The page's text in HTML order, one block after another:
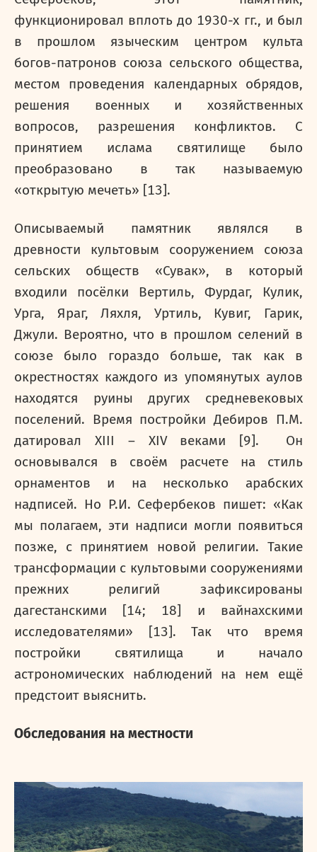
функционировал вплоть до 1930-х гг., и был
в прошлом языческим центром культа
богов-патронов союза сельского общества,
местом проведения календарных обрядов,
решения военных и хозяйственных
вопросов, разрешения конфликтов. С
принятием ислама святилище было
преобразовано в так называемую
«открытую мечеть» [13].
Описываемый памятник являлся в
древности культовым сооружением союза
сельских обществ «Сувак», в который
входили посёлки Вертиль, Фурдаг, Кулик,
Урга, Яраг, Ляхля, Уртиль, Кувиг, Гарик,
Джули. Вероятно, что в прошлом селений в
союзе было гораздо больше, так как в
окрестностях каждого из упомянутых аулов
находятся руины других средневековых
поселений. Время постройки Дебиров П.М.
датировал XIII – XIV
веками [9]. Он
основывался в своём расчете на стиль
орнаментов и на несколько арабских
надписей. Но Р.И. Сефербеков пишет: «Как
мы полагаем, эти надписи могли появиться
позже, с принятием новой религии. Такие
трансформации с культовыми сооружениями
прежних религий зафиксированы
дагестанскими [14; 18] и вайнахскими
исследователями» [13]. Так что время
постройки святилища и начало
астрономических наблюдений на нем ещё
предстоит выяснить.
Обследования на местности